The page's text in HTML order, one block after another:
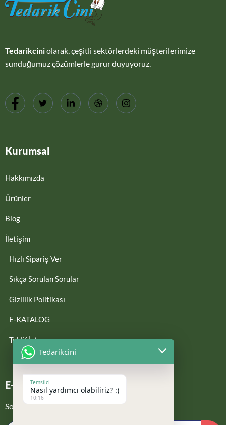
Tedarikciniolarak, çeşitli sektörlerdeki müşterilerimize
sunduğumuz çözümlerle gurur duyuyoruz.
Kurumsal
Hakkımızda
Ürünler
Blog
İletişim
Hızlı Sipariş Ver
Sıkça Sorulan Sorular
Gizlilik Politikası
E-KATALOG
Teklif İste
E-Bültene Kayıt Ol
Son güncellemelerden haberdar ol
Tedarikcini
Temsilci
Nasıl yardımcı olabiliriz? :)
10:16